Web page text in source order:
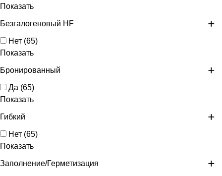
Показать
Безгалогеновый HF
Нет (65)
Показать
Бронированный
Да (65)
Показать
Гибкий
Нет (65)
Показать
Заполнение/Герметизация